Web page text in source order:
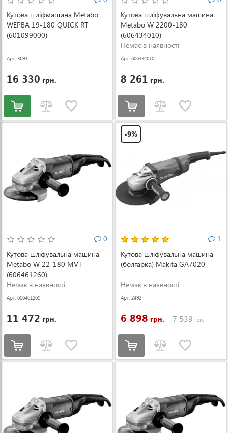
Кутова шліфмашина Metabo
WEPBA 19-180 QUICK RT
(601099000)
Арт: 3694
16 330 грн.
Кутова шліфувальна машина
Metabo W 2200-180
(606434010)
Немає в наявності
Арт: 606434010
8 261 грн.
0
Кутова шліфувальна машина
Metabo W 22-180 MVT
(606461260)
Немає в наявності
Арт: 606461260
11 472 грн.
-9%
1
Кутова шліфувальна машина
(болгарка) Makita GA7020
Немає в наявності
Арт: 2492
6 898 грн. 7 539грн.